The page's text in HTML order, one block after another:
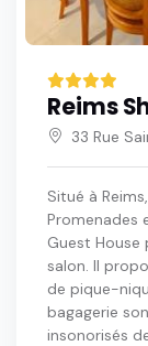
Reims
33 Rue
Situé à
Promenades
Guest
salon. Il
de pique-
bagagerie
insonorisés